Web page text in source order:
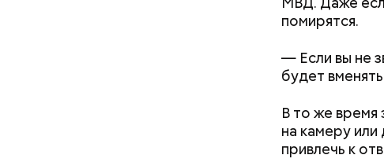
помирятся.
— Если вы не
будет
В то же время
на камеру
привлечь к
Спагетти
лишним